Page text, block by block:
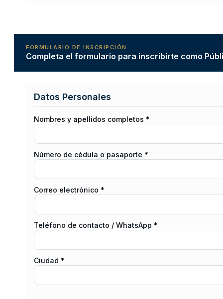
FORMULARIO DE INSCRIPCIÓN
Completa el formulario para inscribirte como
Datos Personales
Nombres y apellidos completos *
Número de cédula o pasaporte *
Correo electrónico *
Teléfono de contacto / WhatsApp *
Ciudad *